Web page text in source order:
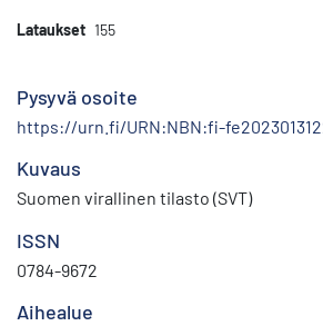
Lataukset 155
Pysyvä osoite
https://urn.fi/URN:NBN:fi-
Kuvaus
Suomen virallinen tilasto (SVT)
ISSN
0784-9672
Aihealue